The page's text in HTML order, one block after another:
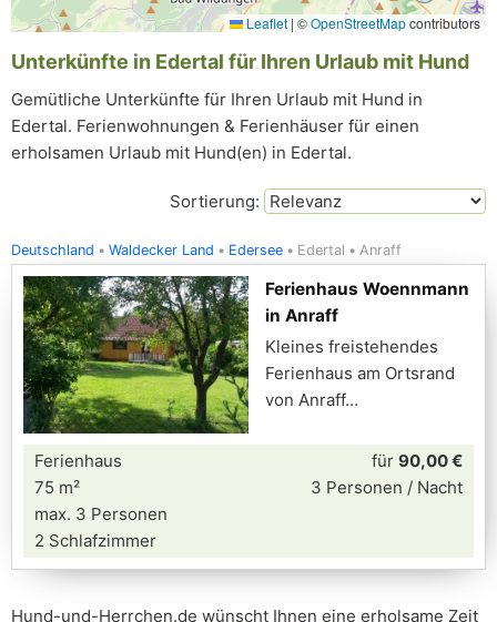
Leaflet | ©OpenStreetMapcontributors
Unterkünfte in Edertal für Ihren Urlaub mit Hund
Gemütliche Unterkünfte für Ihren Urlaub mit Hund in
Edertal. Ferienwohnungen & Ferienhäuser für einen
erholsamen Urlaub mit Hund(en) in Edertal.
Sortierung:
Deutschland Waldecker Land Edersee Edertal Anraff
Ferienhaus Woennmann
in Anraff
Kleines freistehendes
Ferienhaus am Ortsrand
von Anraff
Ferienhaus
75 m²
max. 3 Personen
2 Schlafzimmer
für 90,00 €
3 Personen / Nacht
Hund-und-Herrchen.de wünscht Ihnen eine erholsame Zeit